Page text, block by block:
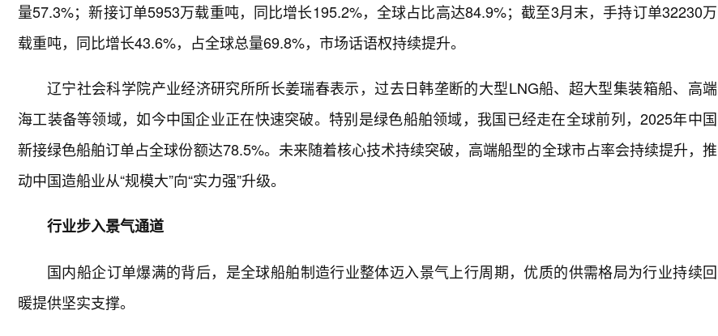
量57.3%；新接订单5953万载重吨，同比增长195.2%，全球占比高达84.9%；截至3月末，手持订单32230万
载重吨，同比增长43.6%，占全球总量69.8%，市场话语权持续提升。
辽宁社会科学院产业经济研究所所长姜瑞春表示，过去日韩垄断的大型LNG船、超大型集装箱船、高端
海工装备等领域，如今中国企业正在快速突破。特别是绿色船舶领域，我国已经走在全球前列，2025年中国
新接绿色船舶订单占全球份额达78.5%。未来随着核心技术持续突破，高端船型的全球市占率会持续提升，推
动中国造船业从“规模大”向“实力强”升级。
行业步入景气通道
国内船企订单爆满的背后，是全球船舶制造行业整体迈入景气上行周期，优质的供需格局为行业持续回
暖提供坚实支撑。